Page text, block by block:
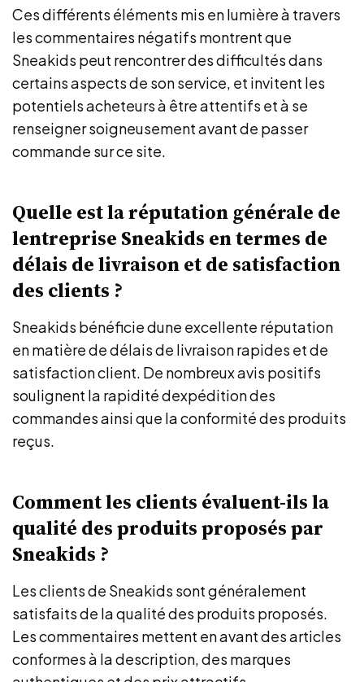
Ces différents éléments mis en lumière à travers
les commentaires négatifs montrent que
Sneakids peut rencontrer des difficultés dans
certains aspects de son service, et invitent les
potentiels acheteurs à être attentifs et à se
renseigner soigneusement avant de passer
commande sur ce site.
Quelle est la réputation générale de
lentreprise Sneakids en termes de
délais de livraison et de satisfaction
des clients ?
Sneakids bénéficie dune excellente réputation
en matière de délais de livraison rapides et de
satisfaction client. De nombreux avis positifs
soulignent la rapidité dexpédition des
commandes ainsi que la conformité des produits
reçus.
Comment les clients évaluent-ils la
qualité des produits proposés par
Sneakids ?
Les clients de Sneakids sont généralement
satisfaits de la qualité des produits proposés.
Les commentaires mettent en avant des articles
conformes à la description, des marques